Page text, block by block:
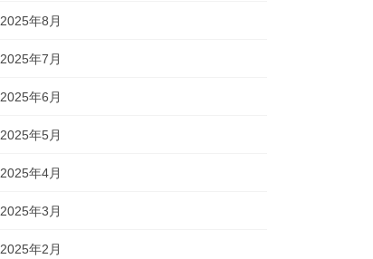
2025年8月
2025年7月
2025年6月
2025年5月
2025年4月
2025年3月
2025年2月